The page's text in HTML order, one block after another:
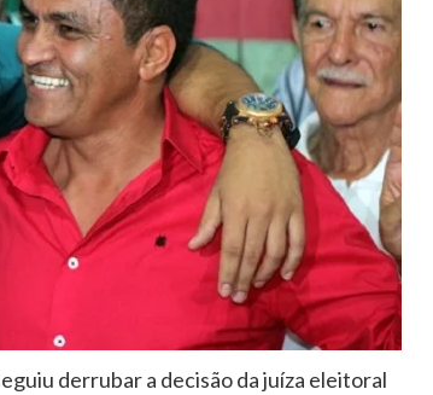
derrubar a decisão da juíza eleitoral